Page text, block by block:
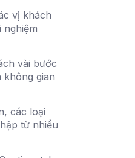
vị khách
vài bước
không gian
các loại
từ nhiều